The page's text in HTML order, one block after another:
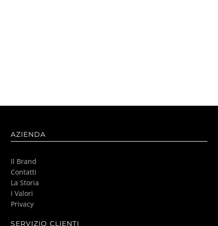
AZIENDA
Il Brand
Contatti
La Storia
I Valori
Privacy
SERVIZIO CLIENTI